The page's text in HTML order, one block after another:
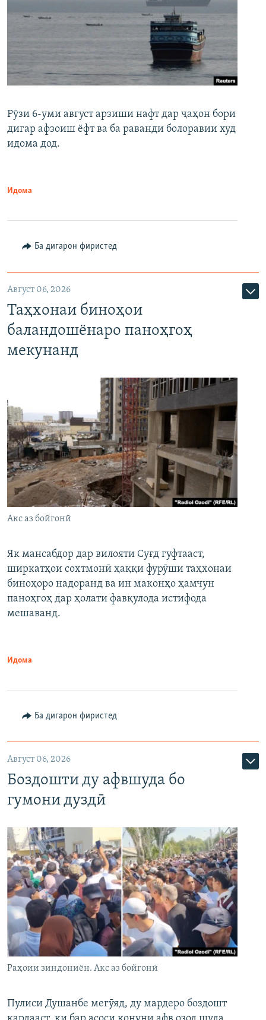
Рӯзи 6-уми август арзиши нафт дар ҷаҳон бори
дигар афзоиш ёфт ва ба раванди болоравии худ
идома дод.
Идома
Ба дигарон фиристед
Август 06, 2026
Таҳхонаи биноҳои
баландошёнаро паноҳгоҳ
мекунанд
Акс аз бойгонӣ
Як мансабдор дар вилояти Суғд гуфтааст,
ширкатҳои сохтмонӣ ҳаққи фурӯши таҳхонаи
биноҳоро надоранд ва ин маконҳо ҳамчун
паноҳгоҳ дар ҳолати фавқулода истифода
мешаванд.
Идома
Ба дигарон фиристед
Август 06, 2026
Боздошти ду афвшуда бо
гумони дуздӣ
Раҳоии зиндониён. Акс аз бойгонӣ
Пулиси Душанбе мегӯяд, ду мардеро боздошт